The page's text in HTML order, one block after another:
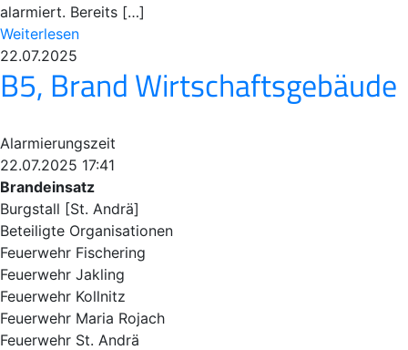
alarmiert. Bereits […]
Weiterlesen
22.07.2025
B5, Brand Wirtschaftsgebäude
Alarmierungszeit
22.07.2025 17:41
Brandeinsatz
Burgstall [St. Andrä]
Beteiligte Organisationen
Feuerwehr Fischering
Feuerwehr Jakling
Feuerwehr Kollnitz
Feuerwehr Maria Rojach
Feuerwehr St. Andrä